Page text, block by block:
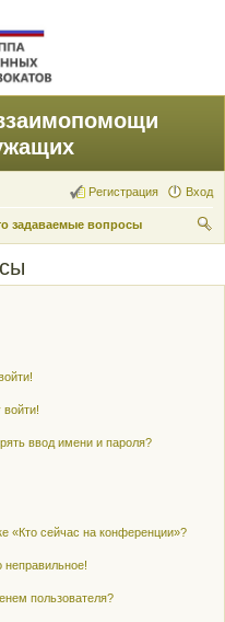
Вход
Регистрация
задаваемые вопросы
ввод имени и пароля?
«Кто сейчас на конференции»?
пользователя?